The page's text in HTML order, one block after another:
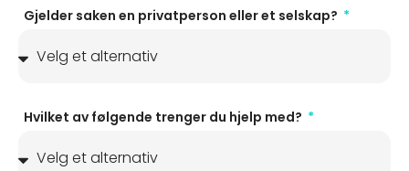
Gjelder saken en privatperson eller et selskap?
Hvilket av følgende trenger du hjelp med?